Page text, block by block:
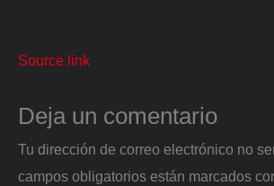
Source link
Deja un comentario
Tu dirección de correo electrónico no
campos obligatorios están marcados